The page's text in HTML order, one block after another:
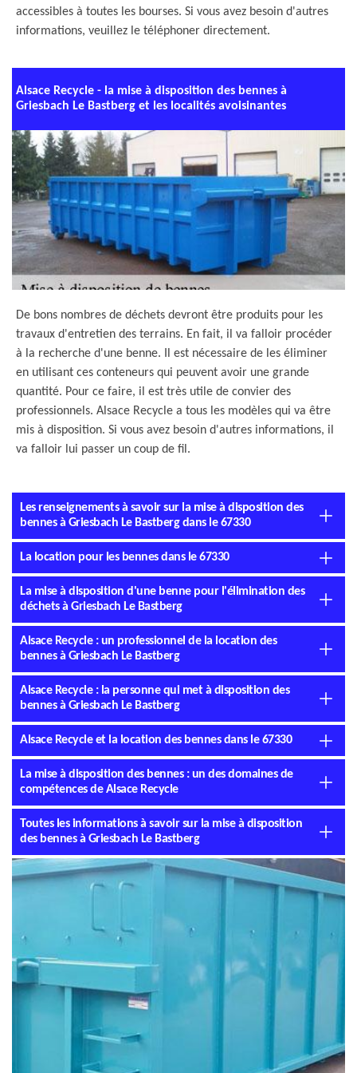
accessibles à toutes les bourses. Si vous avez besoin d'autres
informations, veuillez le téléphoner directement.
Alsace Recycle - la mise à disposition des bennes à
Griesbach Le Bastberg et les localités avoisinantes
De bons nombres de déchets devront être produits pour les
travaux d'entretien des terrains. En fait, il va falloir procéder
à la recherche d'une benne. Il est nécessaire de les éliminer
en utilisant ces conteneurs qui peuvent avoir une grande
quantité. Pour ce faire, il est très utile de convier des
professionnels. Alsace Recycle a tous les modèles qui va être
mis à disposition. Si vous avez besoin d'autres informations, il
va falloir lui passer un coup de fil.
Les renseignements à savoir sur la mise à disposition des
bennes à Griesbach Le Bastberg dans le 67330
La location pour les bennes dans le 67330
La mise à disposition d'une benne pour l'élimination des
déchets à Griesbach Le Bastberg
Alsace Recycle : un professionnel de la location des
bennes à Griesbach Le Bastberg
Alsace Recycle : la personne qui met à disposition des
bennes à Griesbach Le Bastberg
Alsace Recycle et la location des bennes dans le 67330
La mise à disposition des bennes : un des domaines de
compétences de Alsace Recycle
Toutes les informations à savoir sur la mise à disposition
des bennes à Griesbach Le Bastberg